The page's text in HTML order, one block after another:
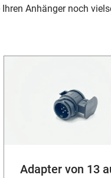
Anhänger noch
Adapter von 13